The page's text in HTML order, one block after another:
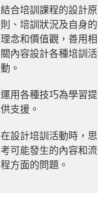
結合培訓課程的設計原
則、培訓狀況及自身的
理念和價值觀，善用相
關內容設計各種培訓活
動。
運用各種技巧為學習提
供支援。
在設計培訓活動時，思
考可能發生的內容和流
程方面的問題。